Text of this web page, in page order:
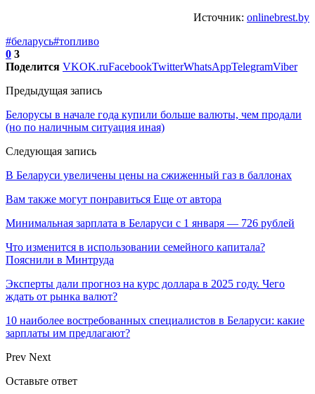
Источник: onlinebrest.by
#беларусь#топливо
0 3
Поделится VKOK.ruFacebookTwitterWhatsAppTelegramViber
Предыдущая запись
Белорусы в начале года купили больше валюты, чем продали
(но по наличным ситуация иная)
Следующая запись
В Беларуси увеличены цены на сжиженный газ в баллонах
Вам также могут понравиться Еще от автора
Минимальная зарплата в Беларуси с 1 января — 726 рублей
Что изменится в использовании семейного капитала?
Пояснили в Минтруда
Эксперты дали прогноз на курс доллара в 2025 году. Чего
ждать от рынка валют?
10 наиболее востребованных специалистов в Беларуси: какие
зарплаты им предлагают?
Prev Next
Оставьте ответ